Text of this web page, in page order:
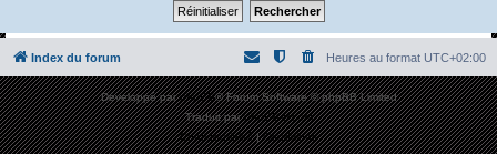
Index du forum Heures au format UTC+02:00
Développé parphpBB® Forum Software © phpBB Limited
Traduit parphpBB-fr.com
Confidentialité|Conditions